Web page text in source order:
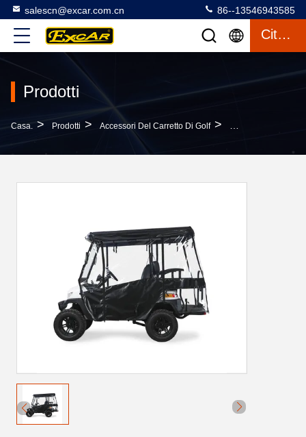
salescn@excar.com.cn 86--13546943585
Citazione
Prodotti
Casa. > Prodotti > Accessori Del Carretto Di Golf > Cassa